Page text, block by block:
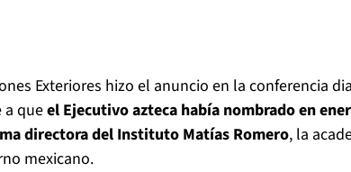
Exteriores hizo el anuncio en la conferencia
a queel Ejecutivo azteca había nombrado en
directora del Instituto Matías Romero, la
mexicano.